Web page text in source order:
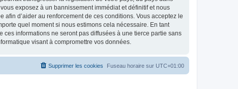
exposez à un bannissement immédiat et définitif et nous
afin d’aider au renforcement de ces conditions. Vous acceptez le
quel moment si nous estimons cela nécessaire. En tant
informations ne seront pas diffusées à une tierce partie sans
visant à compromettre vos données.
Fuseau horaire sur UTC+01:00
Supprimer les cookies